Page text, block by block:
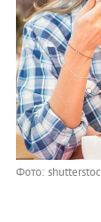
Фото: